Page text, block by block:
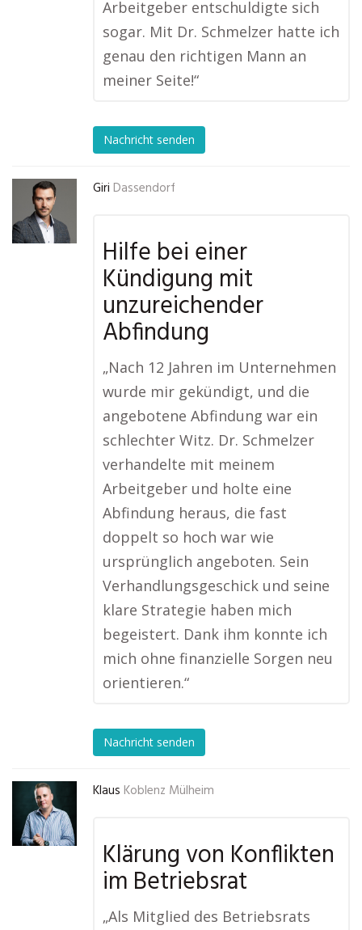
Arbeitgeber entschuldigte sich
sogar. Mit Dr. Schmelzer hatte ich
genau den richtigen Mann an
meiner Seite!“
Nachricht senden
Giri Dassendorf
Hilfe bei einer
Kündigung mit
unzureichender
Abfindung
„Nach 12 Jahren im Unternehmen
wurde mir gekündigt, und die
angebotene Abfindung war ein
schlechter Witz. Dr. Schmelzer
verhandelte mit meinem
Arbeitgeber und holte eine
Abfindung heraus, die fast
doppelt so hoch war wie
ursprünglich angeboten. Sein
Verhandlungsgeschick und seine
klare Strategie haben mich
begeistert. Dank ihm konnte ich
mich ohne finanzielle Sorgen neu
orientieren.“
Nachricht senden
Klaus Koblenz Mülheim
Klärung von Konflikten
im Betriebsrat
„Als Mitglied des Betriebsrats